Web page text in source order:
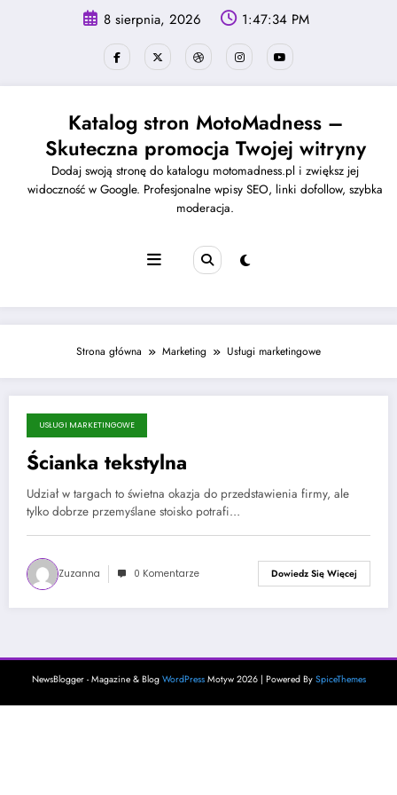
8 sierpnia, 2026 1:47:34 PM
Katalog stron MotoMadness –
Skuteczna promocja Twojej witryny
Dodaj swoją stronę do katalogu motomadness.pl i zwiększ jej
widoczność w Google. Profesjonalne wpisy SEO, linki dofollow, szybka
moderacja.
Strona główna Marketing Usługi marketingowe
13 kwietnia, 2025
USŁUGI MARKETINGOWE
Ścianka tekstylna
Udział w targach to świetna okazja do przedstawienia firmy, ale
tylko dobrze przemyślane stoisko potrafi…
Zuzanna 0 Komentarze Dowiedz Się Więcej
NewsBlogger - Magazine & Blog WordPressMotyw 2026 | Powered By SpiceThemes